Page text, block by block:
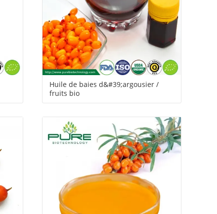
Huile de baies d&#39;argousier /
fruits bio